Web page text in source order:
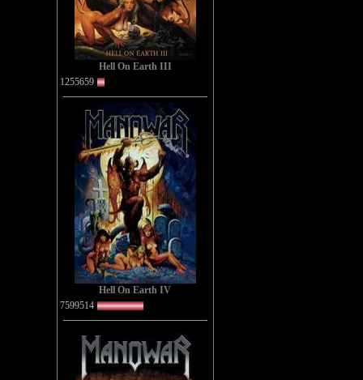
Hell On Earth III
1255659
Hell On Earth IV
7599514